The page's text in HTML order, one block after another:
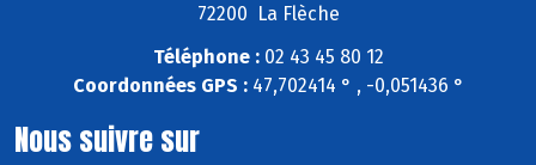
72200 La Flèche
Téléphone :02 43 45 80 12
Coordonnées GPS :47,702414 ° , -0,051436 °
Nous suivre sur